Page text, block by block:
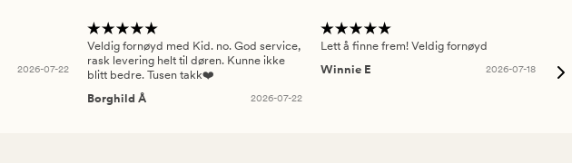
2026-07-22
Veldig fornøyd med Kid. no. God service,
rask levering helt til døren. Kunne ikke
blitt bedre. Tusen takk❤️
Borghild Å
2026-07-22
Lett å finne frem! Veldig fornøyd
Winnie E
2026-07-18